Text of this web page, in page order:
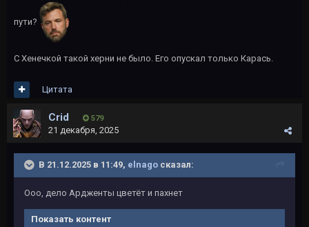
пути?
С Хенечкой такой херни не было. Его опускал только Карась.
Цитата
Crid 579
21 декабря, 2025
В 21.12.2025 в 11:49, elnago сказал:
Ооо, дело Ардженты цветёт и пахнет
Показать контент